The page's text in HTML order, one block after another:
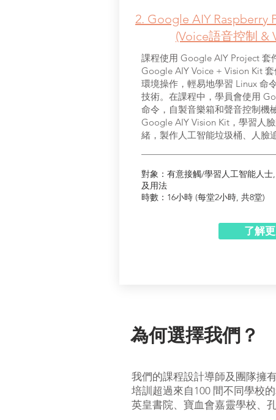
2. Google AIY Raspberry
(Voice語音控制 &
課程使用 Google AIY Project 套
Google AIY Voice + Vision Kit
環境操作，輕易地學習 Linux 命
技術。在課程中，學員會使用
命令，自製音樂箱和聲音控制機
Google AIY Vision Kit，學習人
緒，製作人工智能垃圾桶、人臉
對象：有意接觸/學習人工智能人
及用法
時數：16小時 (每堂2小時, 共8堂)
了解
為何選擇我們？
我們的課程設計導師及團隊擁
培訓超過來自100 間不同學校
英皇書院、寶血會嘉靈學校、